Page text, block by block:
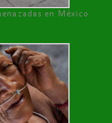
en México